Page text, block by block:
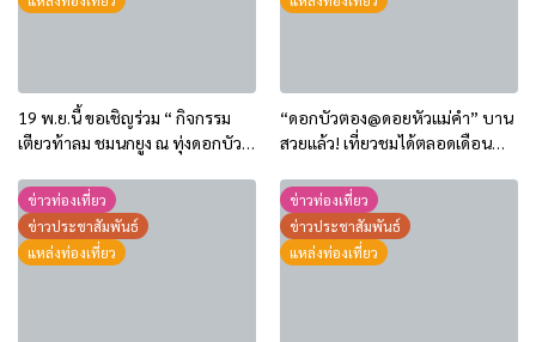
19 พ.ย.นี้ ขอเชิญร่วม “ กิจกรรม
เตียวท้าลม ชมนกยูง ณ ทุ่งดอกบัว
2568
“ดอกบัวตอง@ดอยหัวแม่คำ” บาน
สวยแล้ว! เที่ยวชมได้ตลอดเดือน
ข่าวท่องเที่ยว
ข่าวประชาสัมพันธ์
แหล่งท่องเที่ยว
ข่าวท่องเที่ยว
ข่าวประชาสัมพันธ์
แหล่งท่องเที่ยว